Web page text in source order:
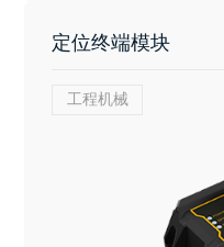
定位终端模块
工程机械